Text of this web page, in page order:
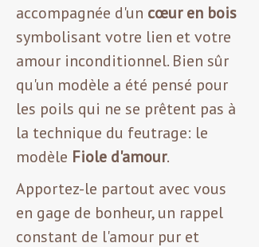
accompagnée d'un cœur en bois
symbolisant votre lien et votre
amour inconditionnel. Bien sûr
qu'un modèle a été pensé pour
les poils qui ne se prêtent pas à
la technique du feutrage: le
modèle Fiole d'amour.
Apportez-le partout avec vous
en gage de bonheur, un rappel
constant de l'amour pur et